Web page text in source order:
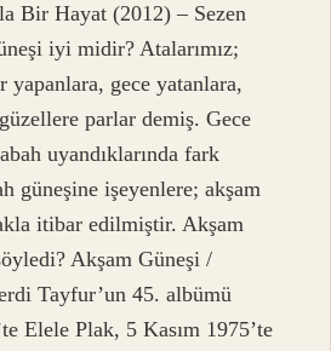
Bir Hayat (2012) – Sezen
iyi midir? Atalarımız;
yapanlara, gece yatanlara,
parlar demiş. Gece
uyandıklarında fark
güneşine işeyenlere; akşam
itibar edilmiştir. Akşam
Akşam Güneşi /
Tayfur’un 45. albümü
Elele Plak, 5 Kasım 1975’te